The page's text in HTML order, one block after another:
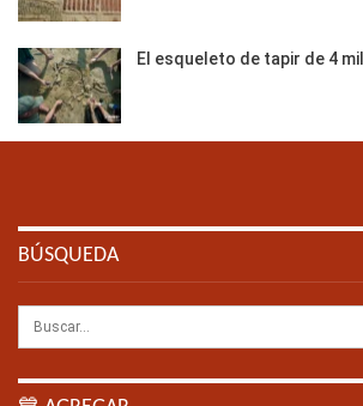
El esqueleto de tapir de 4
BÚSQUEDA